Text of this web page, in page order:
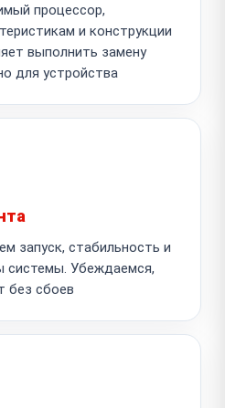
процессор,
и конструкции
выполнить замену
для устройства
запуск, стабильность и
системы. Убеждаемся,
без сбоев